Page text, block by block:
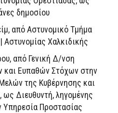
δημοσίου
από Αστυνομικό Τμήμα
Χαλκιδικής
από Γενική Δ/νση
και Ευπαθών Στόχων στην
της Κυβέρνησης και
Διευθυντή, ληγομένης
Προστασίας